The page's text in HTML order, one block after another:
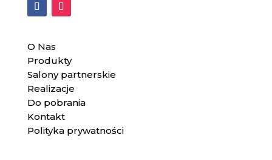
O Nas
Produkty
Salony partnerskie
Realizacje
Do pobrania
Kontakt
Polityka prywatności